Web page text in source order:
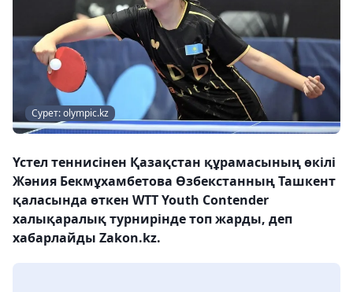
Сурет: olympic.kz
Үстел теннисінен Қазақстан құрамасының өкілі
Жәния Бекмұхамбетова Өзбекстанның Ташкент
қаласында өткен WTT Youth Contender
халықаралық турнирінде топ жарды, деп
хабарлайды Zakon.kz.